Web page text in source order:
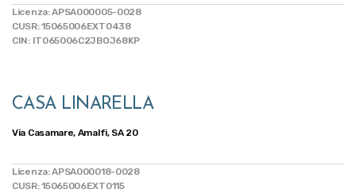
Licenza: APSA000005-0028
CUSR: 15065006EXT0438
CIN: IT065006C2JBOJ68KP
CASA LINARELLA
Via Casamare, Amalfi, SA 20
Licenza: APSA000018-0028
CUSR: 15065006EXT0115